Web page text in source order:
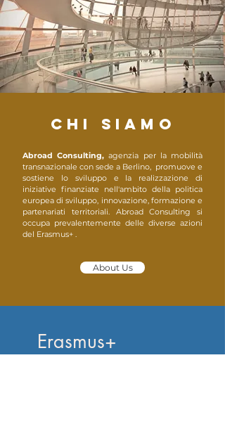
CHI SIAMO
Abroad Consulting,agenzia per la mobilità
transnazionale con sede a Berlino, promuove e
sostiene lo sviluppo e la realizzazione di
iniziative finanziate nell'ambito della politica
europea di sviluppo, innovazione, formazione e
partenariati territoriali. Abroad Consulting si
occupa prevalentemente delle diverse azioni
del Erasmus+ .
About Us
Erasmus+